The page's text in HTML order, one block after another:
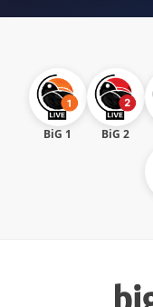
BiG 1 BiG 2